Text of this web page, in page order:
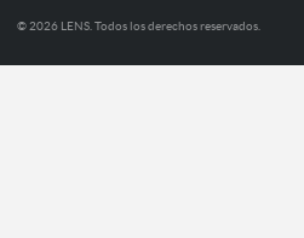
© 2026 LENS. Todos los derechos reservados.